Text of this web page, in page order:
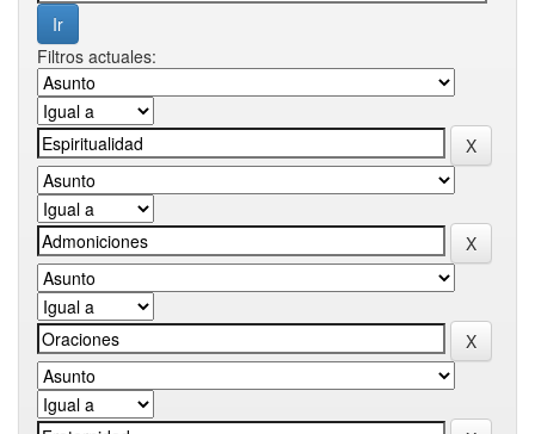
Filtros actuales: